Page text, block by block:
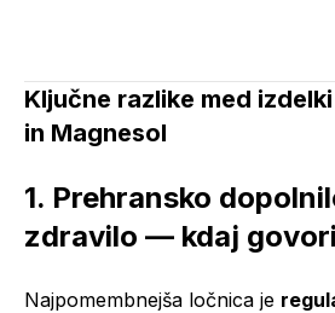
Ključne razlike med
in Magnesol
1. Prehransko
zdravilo — kdaj
Najpomembnejša ločnica je